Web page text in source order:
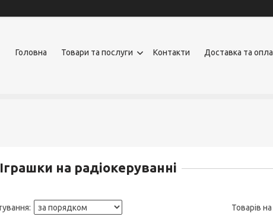
Головна Товари та послуги Контакти Доставка та
Іграшки на радіокеруванні